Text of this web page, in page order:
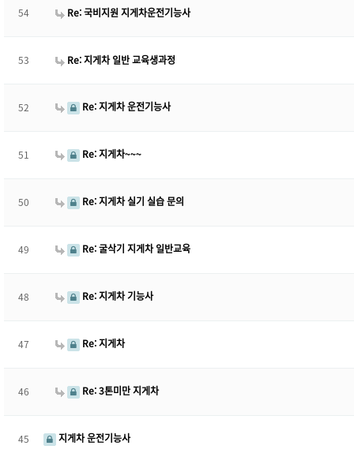
54 Re: 국비지원 지게차운전기능사
53 Re: 지게차 일반 교육생과정
52 Re: 지게차 운전기능사
51 Re: 지게차~~~
50 Re: 지게차 실기 실습 문의
49 Re: 굴삭기 지게차 일반교육
48 Re: 지게차 기능사
47 Re: 지게차
46 Re: 3톤미만 지게차
45 지게차 운전기능사